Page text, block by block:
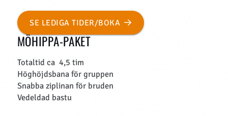
SE LEDIGA TIDER/BOKA
MÖHIPPA-PAKET
Totaltid ca 4,5 tim
Höghöjdsbana för gruppen
Snabba ziplinan för bruden
Vedeldad bastu